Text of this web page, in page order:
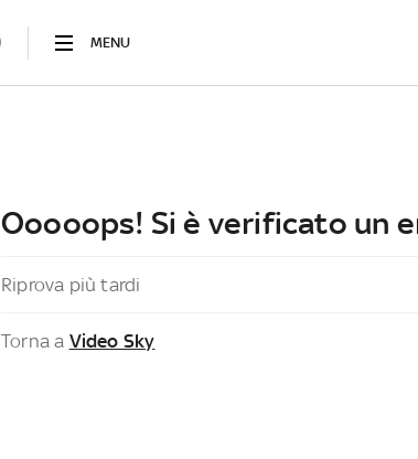
MENU
Ooooops! Si è verificato un
Riprova più tardi
Torna a Video Sky